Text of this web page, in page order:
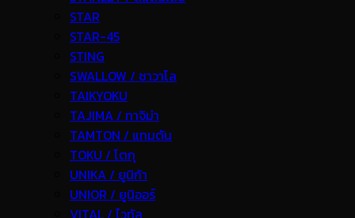
STAR
STAR-45
STING
SWALLOW / ซาวาโล
TAIKYOKU
TAJIMA / ทาจิม่า
TAMTON / แทมตัน
TOKU / โตกุ
UNIKA / ยูนิก้า
UNIOR / ยูนิออร์
VITAL / ไวทัล